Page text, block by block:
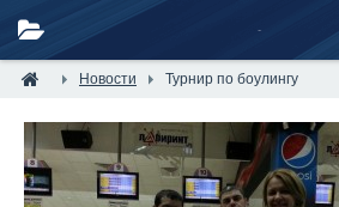
Новости Турнир по боулингу